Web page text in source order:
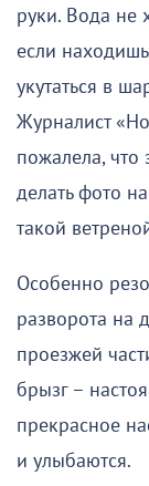
руки. Вода не
если
укутаться в
Журналист
пожалела, что
делать фото
такой
Особенно
разворота на
проезжей
брызг –
прекрасное
и улыбаются.